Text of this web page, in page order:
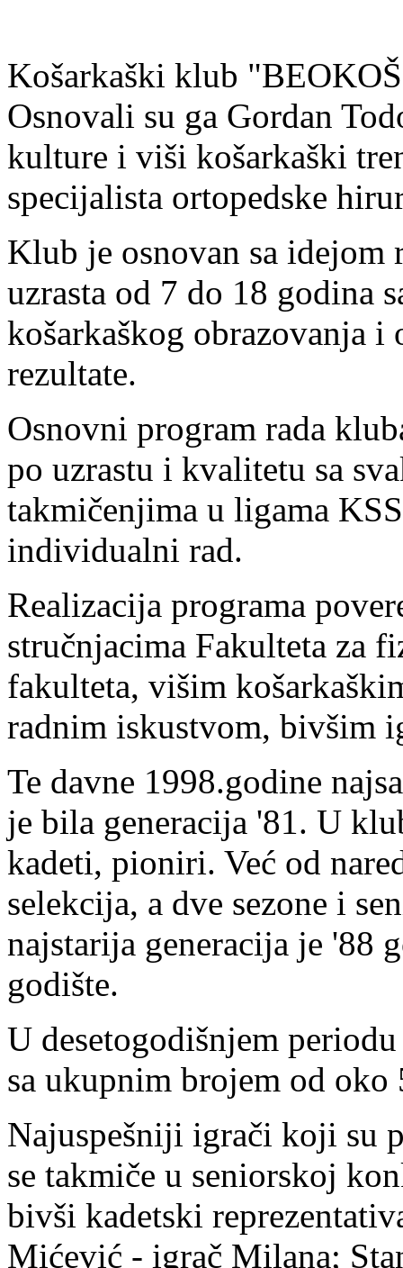
Košarkaški klub
Osnovali su ga Gordan
kulture i viši košarkaški
specijalista ortopedske
Klub je osnovan sa idejom
uzrasta od 7 do 18 godina
košarkaškog obrazovanja i
rezultate.
Osnovni program rada
po uzrastu i kvalitetu sa
takmičenjima u ligama
individualni rad.
Realizacija programa
stručnjacima Fakulteta za
fakulteta, višim
radnim iskustvom, bivšim
Te davne 1998.godine
je bila generacija '81. U
kadeti, pioniri. Već od
selekcija, a dve sezone i
najstarija generacija je '88
godište.
U desetogodišnjem
sa ukupnim brojem od oko
Najuspešniji igrači koji su
se takmiče u seniorskoj
bivši kadetski
Mićević - igrač Milana;